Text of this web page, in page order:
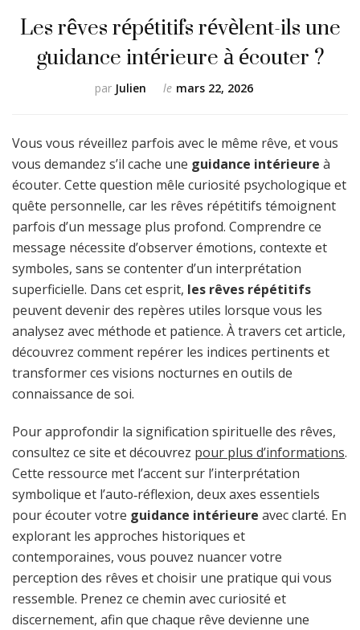
Les rêves répétitifs révèlent-ils une
guidance intérieure à écouter ?
par Julien le mars 22, 2026
Vous vous réveillez parfois avec le même rêve, et vous
vous demandez s’il cache une guidance intérieure à
écouter. Cette question mêle curiosité psychologique et
quête personnelle, car les rêves répétitifs témoignent
parfois d’un message plus profond. Comprendre ce
message nécessite d’observer émotions, contexte et
symboles, sans se contenter d’un interprétation
superficielle. Dans cet esprit, les rêves répétitifs
peuvent devenir des repères utiles lorsque vous les
analysez avec méthode et patience. À travers cet article,
découvrez comment repérer les indices pertinents et
transformer ces visions nocturnes en outils de
connaissance de soi.
Pour approfondir la signification spirituelle des rêves,
consultez ce site et découvrez pour plus d’informations.
Cette ressource met l’accent sur l’interprétation
symbolique et l’auto‑réflexion, deux axes essentiels
pour écouter votre guidance intérieure avec clarté. En
explorant les approches historiques et
contemporaines, vous pouvez nuancer votre
perception des rêves et choisir une pratique qui vous
ressemble. Prenez ce chemin avec curiosité et
discernement, afin que chaque rêve devienne une